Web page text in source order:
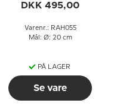
DKK 495,00
Varenr.: RAH055
Mål: Ø: 20 cm
PÅ LAGER
Se vare